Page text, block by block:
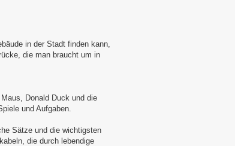
in der Stadt finden kann,
die man braucht um in
Donald Duck und die
und Aufgaben.
Sätze und die wichtigsten
die durch lebendige